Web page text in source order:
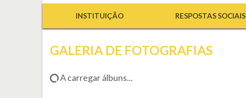
INSTITUIÇÃO RESPOSTAS SOCIAIS
GALERIA DE FOTOGRAFIAS
A carregar álbuns...